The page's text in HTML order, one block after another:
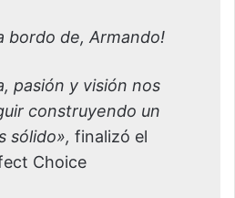
bordo de, Armando!
pasión y visión nos
construyendo un
sólido», finalizó el
Choice